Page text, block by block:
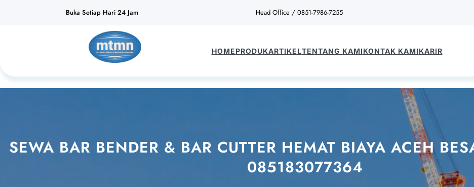
Buka Setiap Hari 24 Jam Head Office / 0851-7986-7255
HOMEPRODUKARTIKELTENTANG KAMIKONTAK KAMIKARIR
SEWA BAR BENDER & BAR CUTTER HEMAT BIAYA ACEH
085183077364